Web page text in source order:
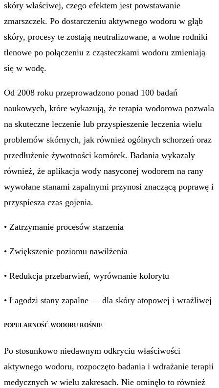
skóry właściwej, czego efektem jest powstawanie
zmarszczek. Po dostarczeniu aktywnego wodoru w głąb
skóry, procesy te zostają neutralizowane, a wolne rodniki
tlenowe po połączeniu z cząsteczkami wodoru zmieniają
się w wodę.
Od 2008 roku przeprowadzono ponad 100 badań
naukowych, które wykazują, że terapia wodorowa pozwala
na skuteczne leczenie lub przyspieszenie leczenia wielu
problemów skórnych, jak również ogólnych schorzeń oraz
przedłużenie żywotności komórek. Badania wykazały
również, że aplikacja wody nasyconej wodorem na rany
wywołane stanami zapalnymi przynosi znaczącą poprawę i
przyspiesza czas gojenia.
• Zatrzymanie procesów starzenia
• Zwiększenie poziomu nawilżenia
• Redukcja przebarwień, wyrównanie kolorytu
• Łagodzi stany zapalne — dla skóry atopowej i wrażliwej
POPULARNOŚĆ WODORU ROŚNIE
Po stosunkowo niedawnym odkryciu właściwości
aktywnego wodoru, rozpoczęto badania i wdrażanie terapii
medycznych w wielu zakresach. Nie ominęło to również